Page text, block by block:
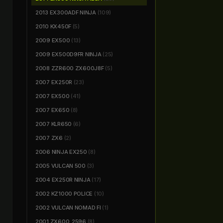
2013 EX300ADF NINJA (109)
2010 KX450F (5)
2009 EX500 (13)
2009 EX500D9FR NINJA (25)
2008 ZZR600 ZX600J8F (5)
2007 EX250R (23)
2007 EX500 (41)
2007 EX650 (8)
2007 KLR650 (6)
2007 ZX6 (2)
2006 NINJA EX250 (8)
2005 VULCAN 500 (3)
2004 EX250R NINJA (17)
2002 KZ1000 POLICE (10)
2002 VULCAN NOMAD FI (1)
2001 ZX600_2596 (8)